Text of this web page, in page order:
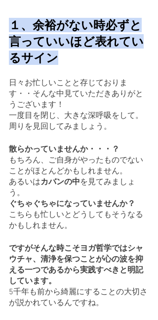
１、余裕がない時必ずと
言っていいほど表れてい
るサイン
日々お忙しいことと存じておりま
す・・そんな中見ていただきありがと
うございます！
一度目を閉じ、大きな深呼吸をして。
周りを見回してみましょう。
散らかっていませんか・・・？
もちろん、ご自身がやったものでない
ことがほとんどかもしれません。
あるいはカバンの中を見てみましょ
う。
ぐちゃぐちゃになっていませんか？
こちらも忙しいとどうしてもそうなる
かもしれません。
ですがそんな時こそヨガ哲学ではシャ
ウチャ、清浄を保つことが心の波を抑
える一つであるから実践すべきと明記
しています。
5千年も前から綺麗にすることの大切さ
が説かれているんですね。